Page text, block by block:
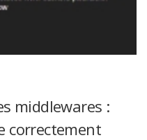
middlewares :
correctement